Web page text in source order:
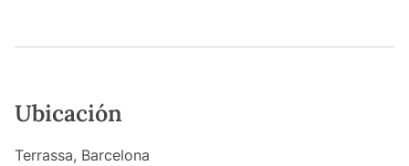
Ubicación
Terrassa, Barcelona